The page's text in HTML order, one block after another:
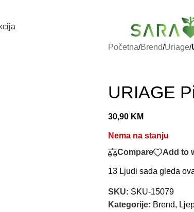
Početna/Brend/Uriage/
URIAGE
30,90 KM
Nema na stanju
Compare
Add to
13 Ljudi sada gleda
SKU: SKU-15079
Kategorije: Brend,